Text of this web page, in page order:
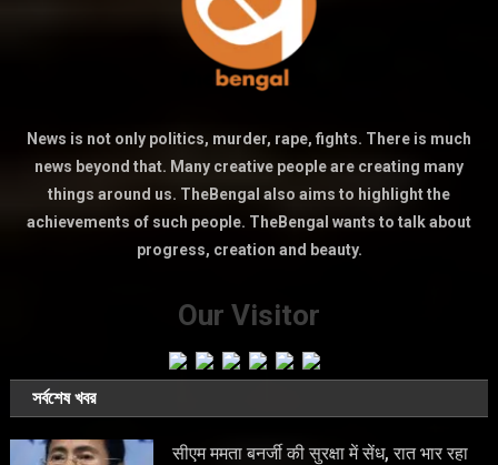
News is not only politics, murder, rape, fights. There is much
news beyond that. Many creative people are creating many
things around us. TheBengal also aims to highlight the
achievements of such people. TheBengal wants to talk about
progress, creation and beauty.
Our Visitor
সর্বশেষ খবর
सीएम ममता बनर्जी की सुरक्षा में सेंध, रात भार रहा